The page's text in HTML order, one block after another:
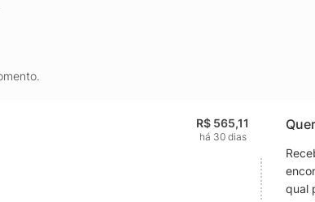
R$ 565,11
há 30 dias
qual